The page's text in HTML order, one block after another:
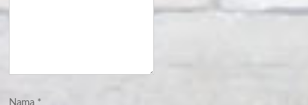
Nama *